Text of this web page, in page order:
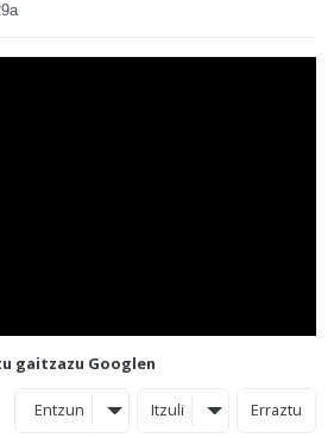
gaitzazu Googlen
Entzun Itzuli Erraztu